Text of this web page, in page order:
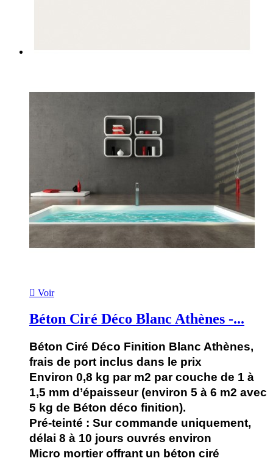
 Voir
Béton Ciré Déco Blanc Athènes -...
Béton Ciré Déco Finition Blanc Athènes,
frais de port inclus dans le prix
Environ 0,8 kg par m2 par couche de 1 à
1,5 mm d’épaisseur (environ 5 à 6 m2 avec
5 kg de Béton déco finition).
Pré-teinté : Sur commande uniquement,
délai 8 à 10 jours ouvrés environ
Micro mortier offrant un béton ciré